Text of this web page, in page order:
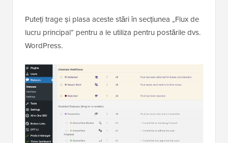
Puteți trage și plasa aceste stări în secțiunea „Flux de
lucru principal” pentru a le utiliza pentru postările dvs.
WordPress.